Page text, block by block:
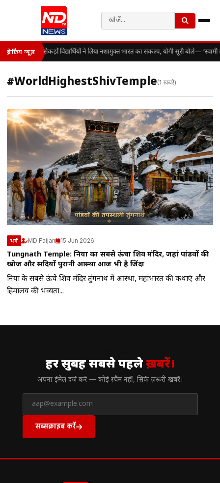
ब्रेकिंग न्यूज़ सैकड़ों विद्यार्थियों ने लिया नशामुक्त भारत का संकल्प, योगी सूरी बोले—
#WorldHighestShivTemple(1 खबरें)
धर्म MD Faijan 15 Jun 2026
Tungnath Temple: दुनिया का सबसे ऊंचा शिव मंदिर, जहां पांडवों की
खोज और सदियों पुरानी आस्था आज भी है जिंदा
दुनिया के सबसे ऊंचे शिव मंदिर तुंगनाथ में आस्था, महाभारत की कथाएं और
हिमालय की भव्यता...
हर सुबह सबसे पहलेख़बरें।
अपना ईमेल दर्ज करें — कोई स्पैम नहीं, सिर्फ ज़रूरी खबरें।
सब्सक्राइब करें